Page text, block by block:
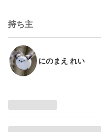
持ち主
にのまえ れい